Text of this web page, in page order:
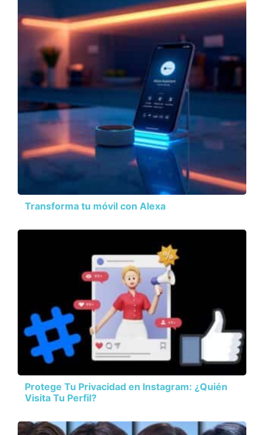
Transforma tu móvil con Alexa
Protege Tu Privacidad en Instagram: ¿Quién
Visita Tu Perfil?